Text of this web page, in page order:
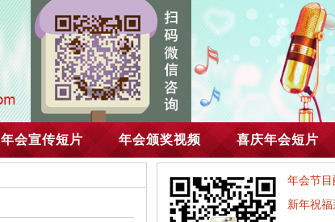
年会宣传短片 年会颁奖视频 喜庆年会短片
年会节
新年祝